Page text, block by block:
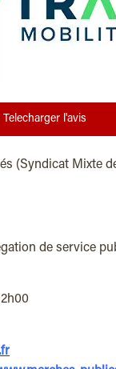
Telecharger l'avis
(Syndicat Mixte
de service